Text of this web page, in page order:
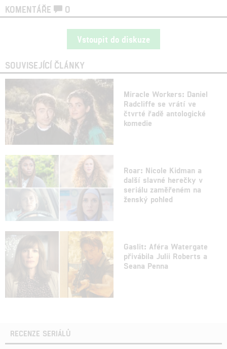
KOMENTÁŘE 0
Vstoupit do diskuze
SOUVISEJÍCÍ ČLÁNKY
Miracle Workers: Daniel
Radcliffe se vrátí ve
čtvrté řadě antologické
komedie
Roar: Nicole Kidman a
další slavné herečky v
seriálu zaměřeném na
ženský pohled
Gaslit: Aféra Watergate
přivábila Julii Roberts a
Seana Penna
RECENZE SERIÁLŮ